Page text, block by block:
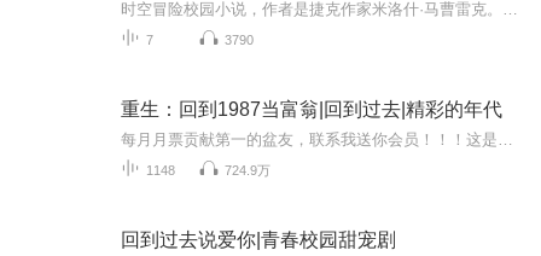
7 3790
重生：回到1987当富翁|回到过去|精彩的年代
1148 724.9万
回到过去说爱你|青春校园甜宠剧